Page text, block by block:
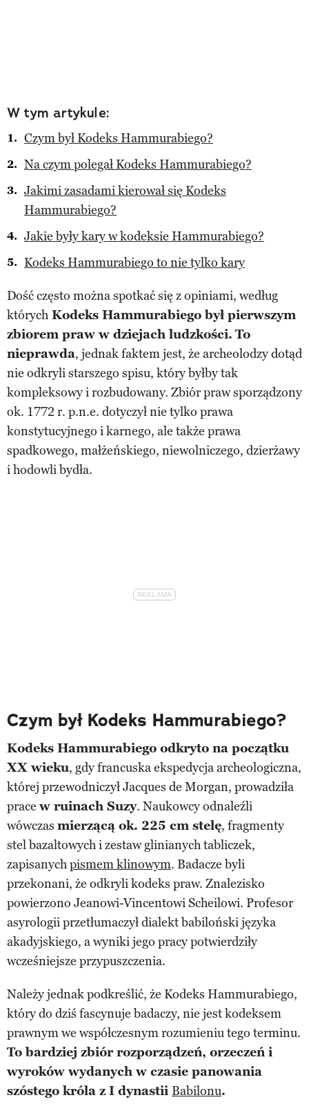
W tym artykule:
Czym był Kodeks Hammurabiego?
Na czym polegał Kodeks Hammurabiego?
Jakimi zasadami kierował się Kodeks
Hammurabiego?
Jakie były kary w kodeksie Hammurabiego?
Kodeks Hammurabiego to nie tylko kary
Dość często można spotkać się z opiniami, według
których Kodeks Hammurabiego był pierwszym
zbiorem praw w dziejach ludzkości. To
nieprawda, jednak faktem jest, że archeolodzy dotąd
nie odkryli starszego spisu, który byłby tak
kompleksowy i rozbudowany. Zbiór praw sporządzony
ok. 1772 r. p.n.e. dotyczył nie tylko prawa
konstytucyjnego i karnego, ale także prawa
spadkowego, małżeńskiego, niewolniczego, dzierżawy
i hodowli bydła.
Czym był Kodeks Hammurabiego?
Kodeks Hammurabiego odkryto na początku
XX wieku, gdy francuska ekspedycja archeologiczna,
której przewodniczył Jacques de Morgan, prowadziła
prace w ruinach Suzy. Naukowcy odnaleźli
wówczas mierzącą ok. 225 cm stelę, fragmenty
stel bazaltowych i zestaw glinianych tabliczek,
zapisanychpismem klinowym. Badacze byli
przekonani, że odkryli kodeks praw. Znalezisko
powierzono Jeanowi-Vincentowi Scheilowi. Profesor
asyrologii przetłumaczył dialekt babiloński języka
akadyjskiego, a wyniki jego pracy potwierdziły
wcześniejsze przypuszczenia.
Należy jednak podkreślić, że Kodeks Hammurabiego,
który do dziś fascynuje badaczy, nie jest kodeksem
prawnym we współczesnym rozumieniu tego terminu.
To bardziej zbiór rozporządzeń, orzeczeń i
wyroków wydanych w czasie panowania
szóstego króla z I dynastii Babilonu.